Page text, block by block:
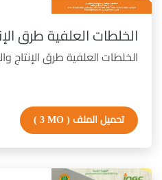
الخلطات العلفية طرق
الخلطات العلفية طرق الإنتاج
تحميل الملف ( 3 MO )